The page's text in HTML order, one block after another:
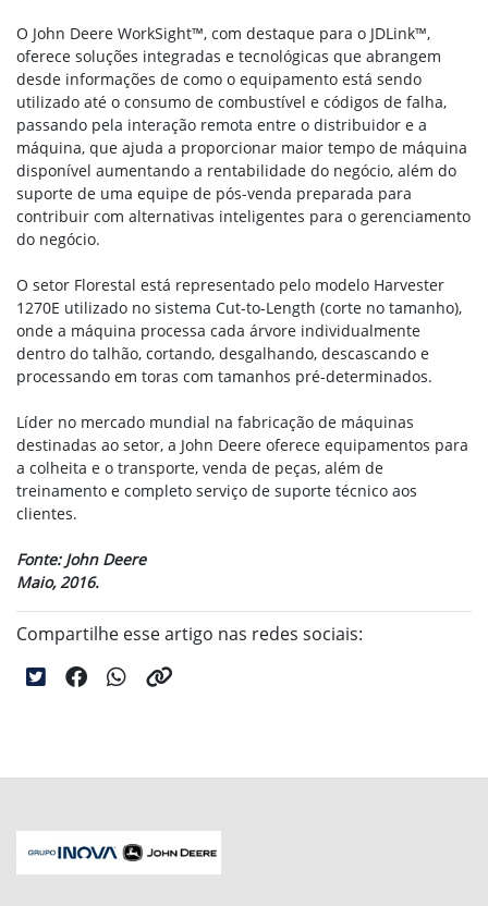
O John Deere WorkSight™, com destaque para o JDLink™,
oferece soluções integradas e tecnológicas que abrangem
desde informações de como o equipamento está sendo
utilizado até o consumo de combustível e códigos de falha,
passando pela interação remota entre o distribuidor e a
máquina, que ajuda a proporcionar maior tempo de máquina
disponível aumentando a rentabilidade do negócio, além do
suporte de uma equipe de pós-venda preparada para
contribuir com alternativas inteligentes para o gerenciamento
do negócio.
O setor Florestal está representado pelo modelo Harvester
1270E utilizado no sistema Cut-to-Length (corte no tamanho),
onde a máquina processa cada árvore individualmente
dentro do talhão, cortando, desgalhando, descascando e
processando em toras com tamanhos pré-determinados.
Líder no mercado mundial na fabricação de máquinas
destinadas ao setor, a John Deere oferece equipamentos para
a colheita e o transporte, venda de peças, além de
treinamento e completo serviço de suporte técnico aos
clientes.
Fonte: John Deere
Maio, 2016.
Compartilhe esse artigo nas redes sociais: